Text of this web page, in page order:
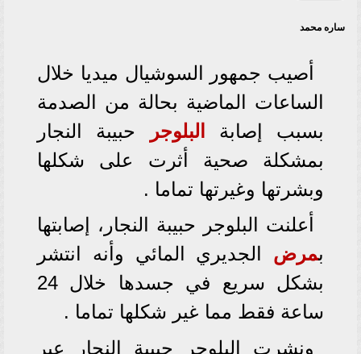
ساره محمد
أصيب جمهور السوشيال ميديا خلال
الساعات الماضية بحالة من الصدمة
بسبب إصابة
البلوجر
حبيبة النجار
بمشكلة صحية أثرت على شكلها
وبشرتها وغيرتها تماما .
أعلنت البلوجر حبيبة النجار، إصابتها
بمرض الجديري المائي وأنه انتشر
بشكل سريع في جسدها خلال 24
ساعة فقط مما غير شكلها تماما .
ونشرت البلوجر حبيبة النجار عبر